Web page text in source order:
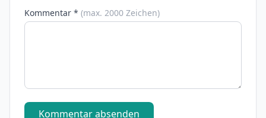
Kommentar * (max. 2000 Zeichen)
Kommentar absenden